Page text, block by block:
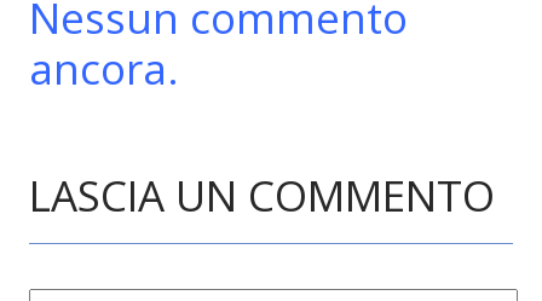
Nessun commento
ancora.
LASCIA UN COMMENTO